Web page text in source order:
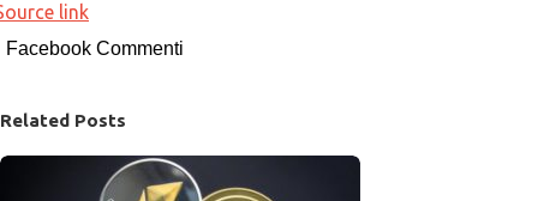
link
Facebook Commenti
Related Posts